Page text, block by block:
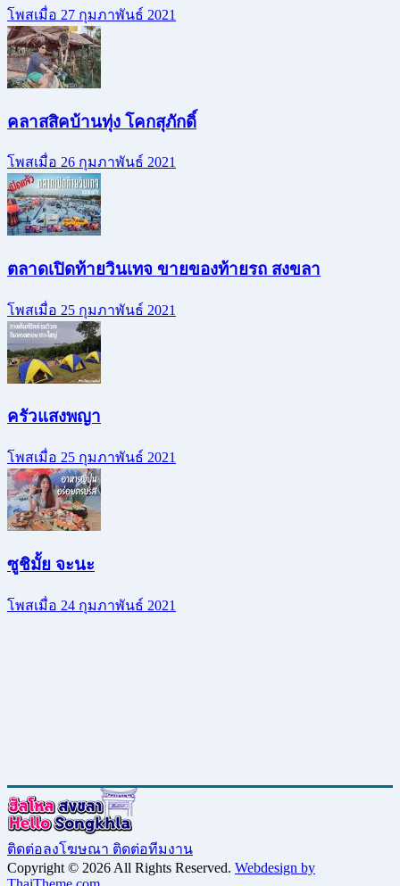
โพสเมื่อ 27 กุมภาพันธ์ 2021
คลาสสิคบ้านทุ่ง โคกสุภักดิ์
โพสเมื่อ 26 กุมภาพันธ์ 2021
ตลาดเปิดท้ายวินเทจ ขายของท้ายรถ สงขลา
โพสเมื่อ 25 กุมภาพันธ์ 2021
ครัวแสงพญา
โพสเมื่อ 25 กุมภาพันธ์ 2021
ซูชิมั้ย จะนะ
โพสเมื่อ 24 กุมภาพันธ์ 2021
ติดต่อลงโฆษณา ติดต่อทีมงาน
Copyright © 2026 All Rights Reserved. Webdesign by